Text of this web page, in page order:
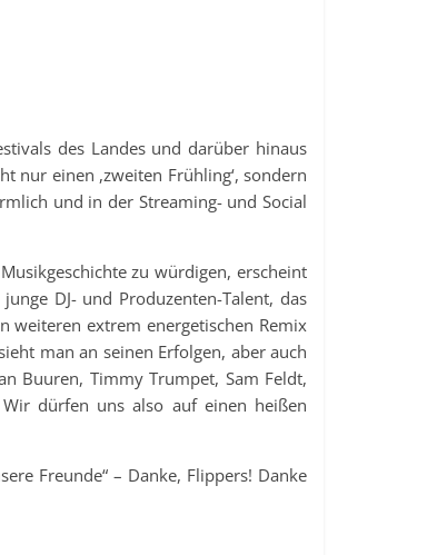
des Landes und darüber hinaus
nur einen ,zweiten Frühling‘, sondern
und in der Streaming- und Social
zu würdigen, erscheint
DJ- und Produzenten-Talent, das
weiteren extrem energetischen Remix
man an seinen Erfolgen, aber auch
Buuren, Timmy Trumpet, Sam Feldt,
dürfen uns also auf einen heißen
Freunde“ – Danke, Flippers! Danke